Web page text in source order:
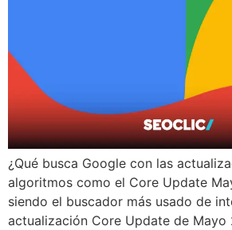
¿Qué busca Google con las
algoritmos como el Core Update
siendo el buscador más usado de
actualización Core Update de Mayo